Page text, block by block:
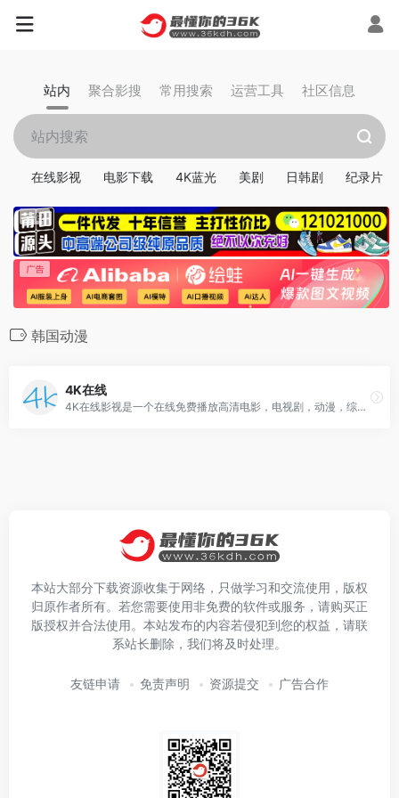
站内 聚合影搜 常用搜索 运营工具 社区信息
在线影视 电影下载 4K蓝光 美剧 日韩剧 纪录片
韩国动漫
4K在线
4K在线影视是一个在线免费播放高清电影，电视剧，动漫，综艺和短剧的综合影视网站。其以播放速度快，资源多，界面干净整洁而被大家熟知。希望在这里能给大家带来一丝轻松惬意的时刻。
本站大部分下载资源收集于网络，只做学习和交流使用，版权
归原作者所有。若您需要使用非免费的软件或服务，请购买正
版授权并合法使用。本站发布的内容若侵犯到您的权益，请联
系站长删除，我们将及时处理。
友链申请 免责声明 资源提交 广告合作